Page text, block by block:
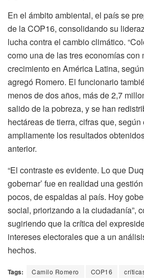
En el ámbito ambiental, el país se
de la COP16, consolidando su
lucha contra el cambio climático.
como una de las tres economías con
crecimiento en América Latina,
agregó Romero. El funcionario
menos de dos años, más de 2,7
salido de la pobreza, y se han
hectáreas de tierra, cifras que, según
ampliamente los resultados
anterior.
“El contraste es evidente. Lo que
gobernar’ fue en realidad una
pocos, de espaldas al país. Hoy
social, priorizando a la ciudadanía”,
sugiriendo que la crítica del
intereses electorales que a un
hechos.
Tags: Camilo Romero COP16